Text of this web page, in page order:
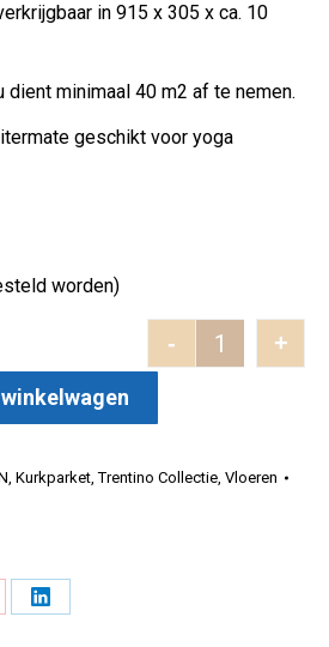
in 915 x 305 x ca. 10
dient minimaal 40 m2 af te nemen.
geschikt voor yoga
worden)
- +
, Kurkparket,Trentino Collectie, Vloeren
Deel